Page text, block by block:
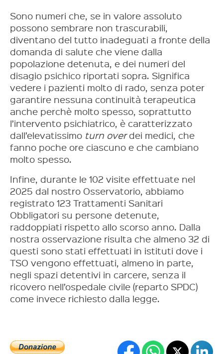
Sono numeri che, se in valore assoluto
possono sembrare non trascurabili,
diventano del tutto inadeguati a fronte della
domanda di salute che viene dalla
popolazione detenuta, e dei numeri del
disagio psichico riportati sopra. Significa
vedere i pazienti molto di rado, senza poter
garantire nessuna continuità terapeutica
anche perchè molto spesso, soprattutto
l’intervento psichiatrico, è caratterizzato
dall’elevatissimo turn overdei medici, che
fanno poche ore ciascuno e che cambiano
molto spesso.
Infine, durante le 102 visite effettuate nel
2025 dal nostro Osservatorio, abbiamo
registrato 123 Trattamenti Sanitari
Obbligatori su persone detenute,
raddoppiati rispetto allo scorso anno. Dalla
nostra osservazione risulta che almeno 32 di
questi sono stati effettuati in istituti dove i
TSO vengono effettuati, almeno in parte,
negli spazi detentivi in carcere, senza il
ricovero nell’ospedale civile (reparto SPDC)
come invece richiesto dalla legge.